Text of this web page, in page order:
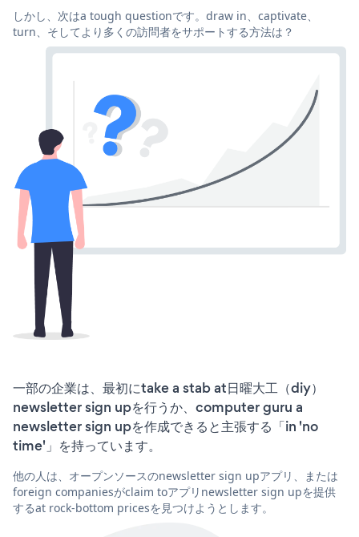
しかし、次はa tough questionです。draw in、captivate、
turn、そしてより多くの訪問者をサポートする方法は？
一部の企業は、最初にtake a stab at日曜大工（diy）
newsletter sign upを行うか、computer guru a
newsletter sign upを作成できると主張する「in 'no
time'」を持っています。
他の人は、オープンソースのnewsletter sign upアプリ、または
foreign companiesがclaim toアプリnewsletter sign upを提供
するat rock-bottom pricesを見つけようとします。